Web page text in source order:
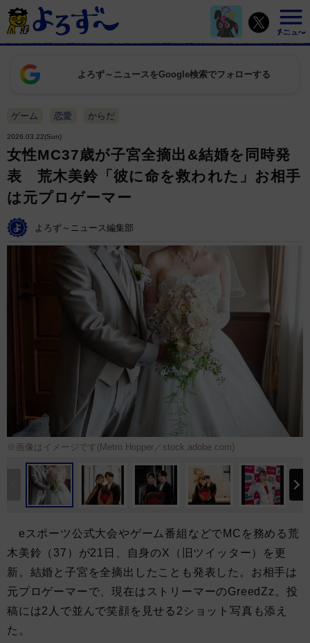
よろず～ニュースをGoogle検索でフォローする
ゲーム 恋愛 からだ
2026.03.22(Sun)
女性MC37歳が子宮全摘出&結婚を同時発
表 荒木美鈴「彼に命を救われた」お相手
は元プロゲーマー
よろず～ニュース編集部
※画像はイメージです(Metro Hopper／stock.adobe.com)
eスポーツ公式大会やゲーム番組などでMCを務める荒
木美鈴（37）が21日、自身のX（旧ツイッター）を更
新。結婚と子宮を全摘出したことも発表した。お相手は
元プロゲーマーで、現在はストリーマーのGreedZz。投
稿には2人で並んで笑顔を見せる2ショット写真も添え
た。